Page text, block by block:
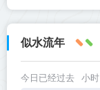
似水流年
今日已经过去 小时